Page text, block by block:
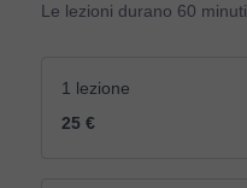
Le lezioni durano 60 minuti
1 lezione
25 €